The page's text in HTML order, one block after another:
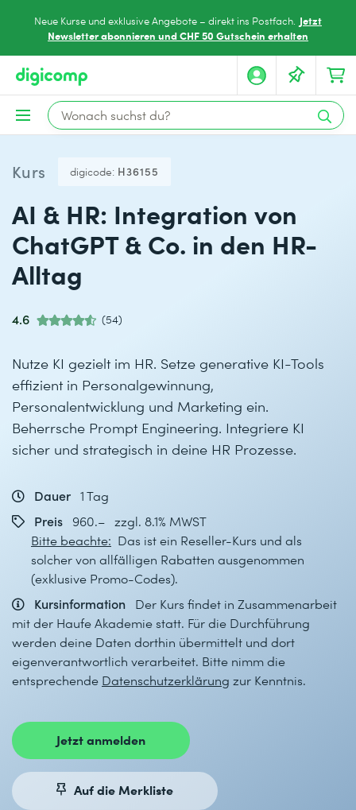
Neue Kurse und exklusive Angebote – direkt ins Postfach. Jetzt
Newsletter abonnieren und CHF 50 Gutschein erhalten
Kurs digicode: H36155
AI & HR: Integration von
ChatGPT & Co. in den HR-
Alltag
4.6 (54)
Nutze KI gezielt im HR. Setze generative KI-Tools
effizient in Personalgewinnung,
Personalentwicklung und Marketing ein.
Beherrsche Prompt Engineering. Integriere KI
sicher und strategisch in deine HR Prozesse.
Dauer 1 Tag
Preis
960.– zzgl. 8.1% MWST
Bitte beachte: Das ist ein Reseller-Kurs und als
solcher von allfälligen Rabatten ausgenommen
(exklusive Promo-Codes).
Kursinformation
Der Kurs findet in Zusammenarbeit
mit der Haufe Akademie statt. Für die Durchführung
werden deine Daten dorthin übermittelt und dort
eigenverantwortlich verarbeitet. Bitte nimm die
entsprechende Datenschutzerklärung zur Kenntnis.
Jetzt anmelden
Auf die Merkliste